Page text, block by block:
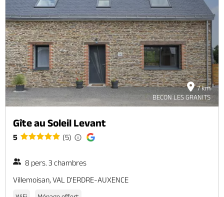
7 km
BECON LES GRANITS
Gîte au Soleil Levant
5 (5)
8 pers. 3 chambres
Villemoisan, VAL D'ERDRE-AUXENCE